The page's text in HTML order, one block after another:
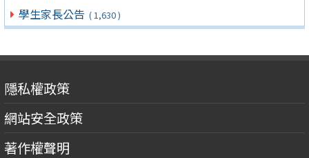
學生家長公告 ( 1,630 )
隱私權政策
網站安全政策
著作權聲明